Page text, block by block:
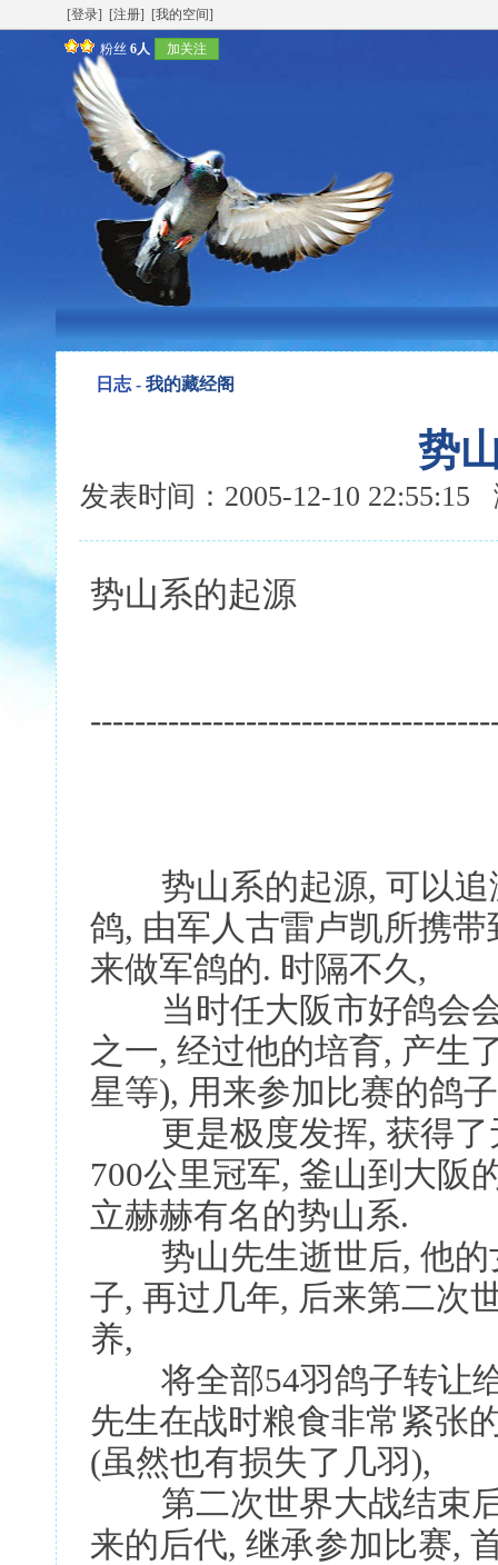
[登录] [注册] [我的空间]
粉丝 6人 加关注
日志 - 我的藏经阁
势
发表时间：2005-12-10
势山系的起源
势山系的起源, 可以追
鸽, 由军人古雷卢凯所携
来做军鸽的. 时隔不久,
当时任大阪市好鸽会会
之一, 经过他的培育, 产生
星等), 用来参加比赛的鸽
更是极度发挥, 获得了
700公里冠军, 釜山到大阪
立赫赫有名的势山系.
势山先生逝世后, 他的
子, 再过几年, 后来第二次
养,
将全部54羽鸽子转让给
先生在战时粮食非常紧张
(虽然也有损失了几羽),
第二次世界大战结束后
来的后代, 继承参加比赛,